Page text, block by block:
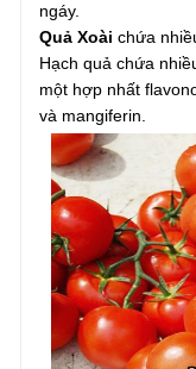
ngáy.
Quả Xoài chứa
Hạch quả chứa
một hợp nhất
và mangiferin.